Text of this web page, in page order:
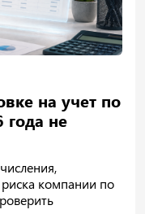
на учет по
года не
компании по